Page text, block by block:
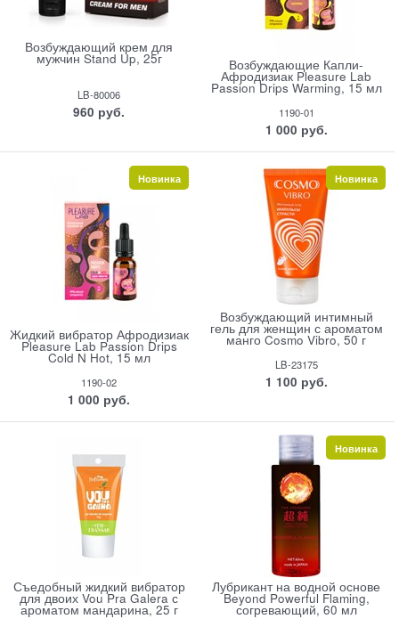
Возбуждающий крем для
мужчин Stand Up, 25г
LB-80006
960 руб.
Возбуждающие Капли-
Афродизиак Pleasure Lab
Passion Drips Warming, 15 мл
1190-01
1 000 руб.
Жидкий вибратор Афродизиак
Pleasure Lab Passion Drips
Cold N Hot, 15 мл
1190-02
1 000 руб.
Новинка
Возбуждающий интимный
гель для женщин с ароматом
манго Cosmo Vibro, 50 г
LB-23175
1 100 руб.
Новинка
Съедобный жидкий вибратор
для двоих Vou Pra Galera с
ароматом мандарина, 25 г
Лубрикант на водной основе
Beyond Powerful Flaming,
согревающий, 60 мл
Новинка